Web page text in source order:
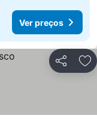
Ver preços
Partilhar